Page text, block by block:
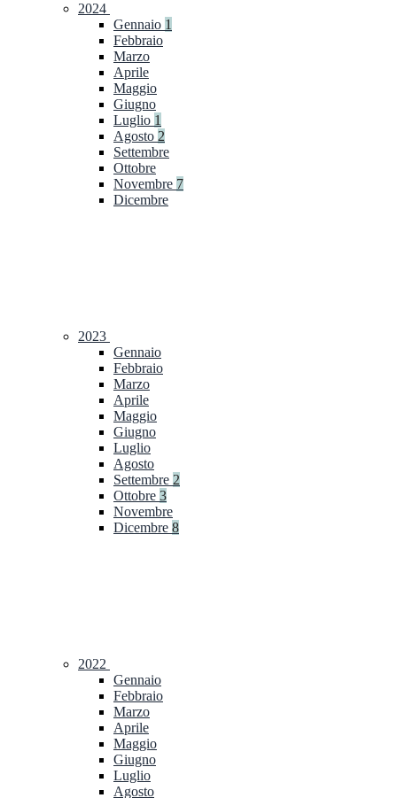
2024
Gennaio 1
Febbraio
Marzo
Aprile
Maggio
Giugno
Luglio 1
Agosto 2
Settembre
Ottobre
Novembre 7
Dicembre
2023
Gennaio
Febbraio
Marzo
Aprile
Maggio
Giugno
Luglio
Agosto
Settembre 2
Ottobre 3
Novembre
Dicembre 8
2022
Gennaio
Febbraio
Marzo
Aprile
Maggio
Giugno
Luglio
Agosto